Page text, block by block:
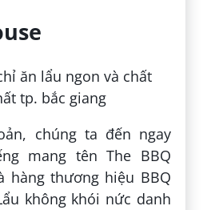
chúng ta đến ngay
mang tên The BBQ
hàng thương hiệu BBQ
không khói nức danh